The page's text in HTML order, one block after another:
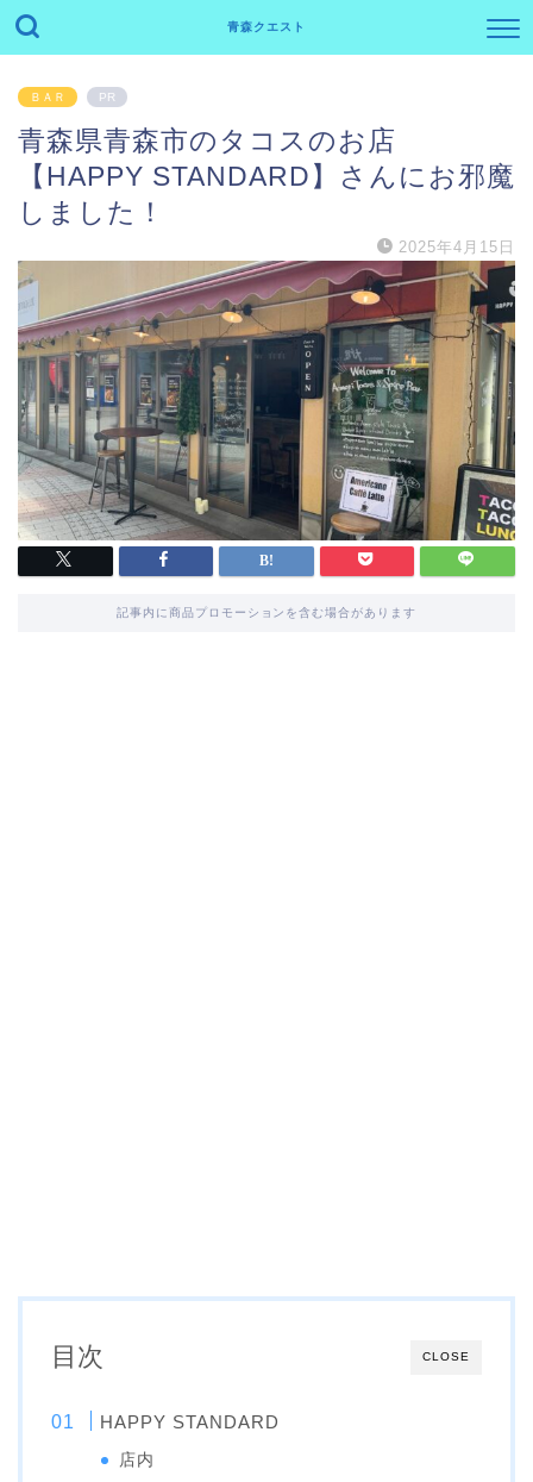
青森クエスト
ＢＡＲ PR
青森県青森市のタコスのお店
【HAPPY STANDARD】さんにお邪魔
しました！
2025年4月15日
記事内に商品プロモーションを含む場合があります
CLOSE
目次
HAPPY STANDARD
店内